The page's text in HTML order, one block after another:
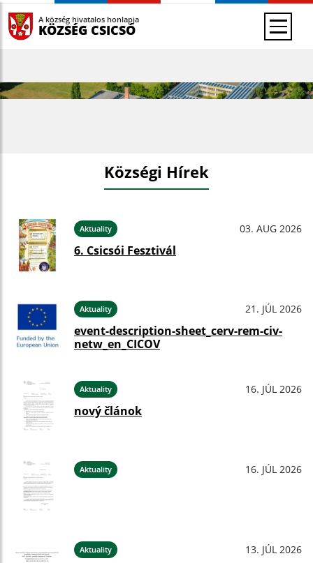
A község hivatalos honlapja
KÖZSÉG CSICSÓ
Községi Hírek
Aktuality 03. AUG 2026
6. Csicsói Fesztivál
Aktuality 21. JÚL 2026
event-description-sheet_cerv-rem-civ-
netw_en_CICOV
Aktuality 16. JÚL 2026
nový článok
Aktuality 16. JÚL 2026
Aktuality 13. JÚL 2026